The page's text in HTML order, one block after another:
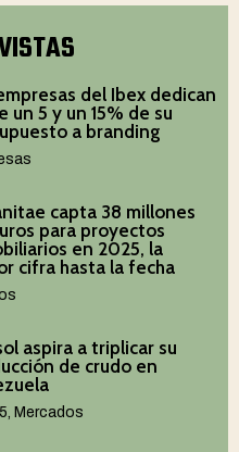
del Ibex dedican
un 5 y un 15% de su
a branding
capta 38 millones
para proyectos
en 2025, la
cifra hasta la fecha
aspira a triplicar su
de crudo en
Mercados